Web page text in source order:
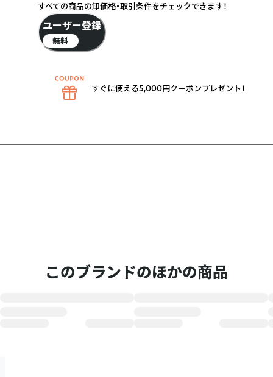
このブランドのほかの商品
すべての商品の卸価格・取引条件をチェックできます！
ユーザー登録
無料
すぐに使える5,000円クーポンプレゼント！